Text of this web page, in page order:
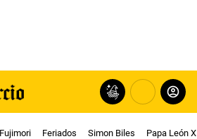
Feriados Simon Biles Papa León